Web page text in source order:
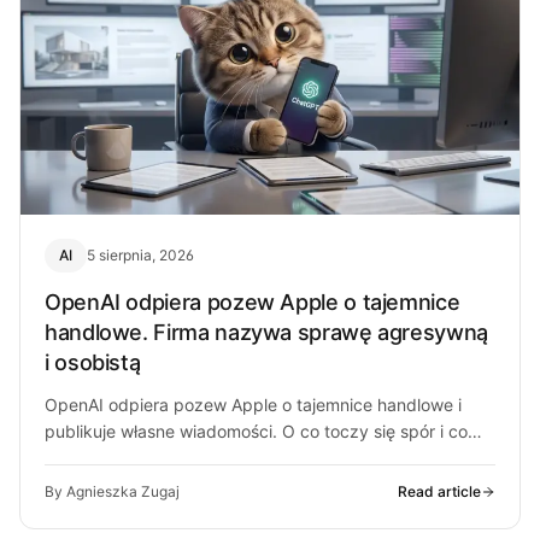
AI 5 sierpnia, 2026
OpenAI odpiera pozew Apple o tajemnice
handlowe. Firma nazywa sprawę agresywną
i osobistą
OpenAI odpiera pozew Apple o tajemnice handlowe i
publikuje własne wiadomości. O co toczy się spór i co
By Agnieszka Zugaj Read article